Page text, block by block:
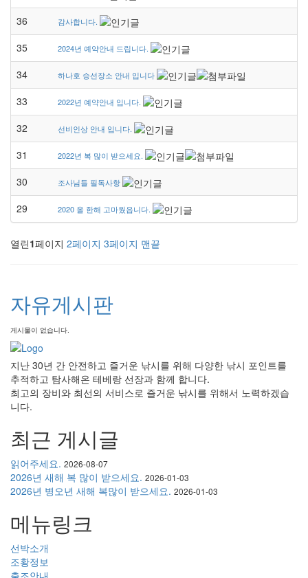
36 감사합니다.
35 2024년 예약안내 드립니다.
34 하나호 승선장소 안내 입니다
33 2022년 예약안내 입니다.
32 선비인상 안내 입니다.
31 2022년 복 많이 받으세요.
30 조사님들 필독사항
29 2020 올 한해 고마웠읍니다.
열린1페이지 2페이지 3페이지 맨끝
자유게시판
게시물이 없습니다.
지난 30년 간 안전하고 즐거운 낚시를 위해 다양한 낚시 포인트를
추적하고 탐사해온 테베랑 선장과 함께 합니다.
최고의 장비와 최선의 서비스로 즐거운 낚시를 위해서 노력하겠습
니다.
최근 게시글
읽어주세요. 2026-08-07
2026년 새해 복 많이 받으세요. 2026-01-03
2026년 병오년 새해 복많이 받으세요. 2026-01-03
메뉴링크
선박소개
조황정보